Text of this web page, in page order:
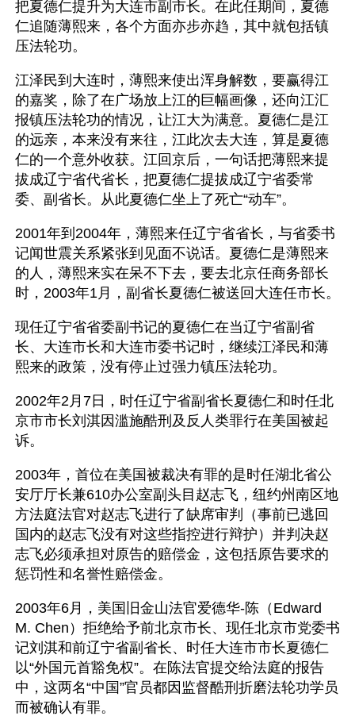
把夏德仁提升为大连市副市长。在此任期间，夏德
仁追随薄熙来，各个方面亦步亦趋，其中就包括镇
压法轮功。
江泽民到大连时，薄熙来使出浑身解数，要赢得江
的嘉奖，除了在广场放上江的巨幅画像，还向江汇
报镇压法轮功的情况，让江大为满意。夏德仁是江
的远亲，本来没有来往，江此次去大连，算是夏德
仁的一个意外收获。江回京后，一句话把薄熙来提
拔成辽宁省代省长，把夏德仁提拔成辽宁省委常
委、副省长。从此夏德仁坐上了死亡“动车”。
2001年到2004年，薄熙来任辽宁省省长，与省委书
记闻世震关系紧张到见面不说话。夏德仁是薄熙来
的人，薄熙来实在呆不下去，要去北京任商务部长
时，2003年1月，副省长夏德仁被送回大连任市长。
现任辽宁省省委副书记的夏德仁在当辽宁省副省
长、大连市长和大连市委书记时，继续江泽民和薄
熙来的政策，没有停止过强力镇压法轮功。
2002年2月7日，时任辽宁省副省长夏德仁和时任北
京市市长刘淇因滥施酷刑及反人类罪行在美国被起
诉。
2003年，首位在美国被裁决有罪的是时任湖北省公
安厅厅长兼610办公室副头目赵志飞，纽约州南区地
方法庭法官对赵志飞进行了缺席审判（事前已逃回
国内的赵志飞没有对这些指控进行辩护）并判决赵
志飞必须承担对原告的赔偿金，这包括原告要求的
惩罚性和名誉性赔偿金。
2003年6月，美国旧金山法官爱德华-陈（Edward
M. Chen）拒绝给予前北京市长、现任北京市党委书
记刘淇和前辽宁省副省长、时任大连市市长夏德仁
以“外国元首豁免权”。在陈法官提交给法庭的报告
中，这两名“中国”官员都因监督酷刑折磨法轮功学员
而被确认有罪。